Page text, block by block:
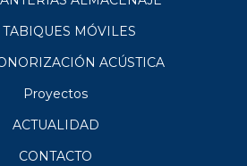
TABIQUES MÓVILES
ACÚSTICA
Proyectos
ACTUALIDAD
CONTACTO